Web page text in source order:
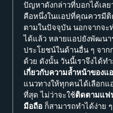
ปัญหาดังกล่าวที่บอกได้เล
คือหนึ่งในแอปที่คุณควรมีติ
ตามในปัจจุบัน นอกจากจ
ได้แล้ว หลายแอปยังพัฒนา
ประโยชน์ในด้านอื่น ๆ จา
ด้วย ดังนั้น วันนี้เราจึงได้ท
เกี่ยวกับความล้ำหน้าของแ
แนวทางให้ทุกคนได้เลือก
ที่สุด ไม่ว่าจะใช้ติดตามแฟ
มือถือ ก็สามารถทำได้ง่าย